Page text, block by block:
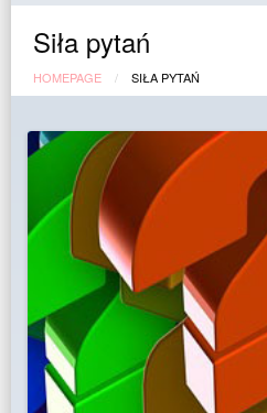
Siła pytań
HOMEPAGE SIŁA PYTAŃ